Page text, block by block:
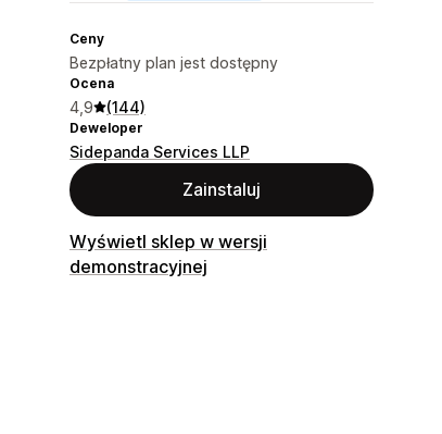
Ceny
Bezpłatny plan jest dostępny
Ocena
4,9 (144)
Deweloper
Sidepanda Services LLP
Zainstaluj
Wyświetl sklep w wersji
demonstracyjnej